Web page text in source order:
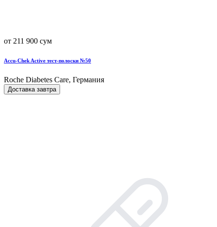
от 211 900 сум
Accu-Chek Active тест-полоски №50
Roche Diabetes Care, Германия
Доставка завтра